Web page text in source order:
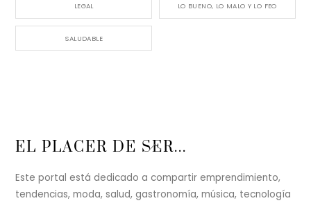
LEGAL LO BUENO, LO MALO Y LO FEO
SALUDABLE
Back
Top
EL PLACER DE SER...
Este portal está dedicado a compartir emprendimiento,
tendencias, moda, salud, gastronomía, música, tecnología